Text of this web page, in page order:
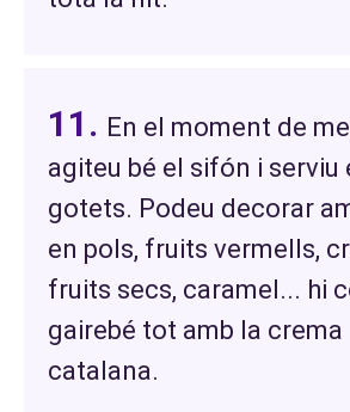
En el moment de
agiteu bé el sifón i serviu
gotets. Podeu decorar
en pols, fruits vermells,
fruits secs, caramel... hi
gairebé tot amb la crema
catalana.